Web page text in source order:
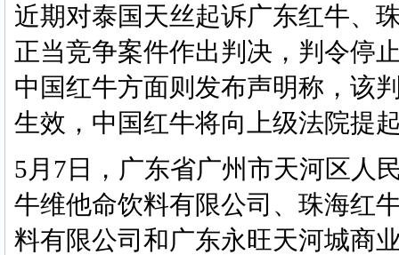
近期对泰国天丝起诉广东红牛、
正当竞争案件作出判决，判令停
中国红牛方面则发布声明称，该
生效，中国红牛将向上级法院提
5月7日，广东省广州市天河区人
牛维他命饮料有限公司、珠海红
料有限公司和广东永旺天河城商